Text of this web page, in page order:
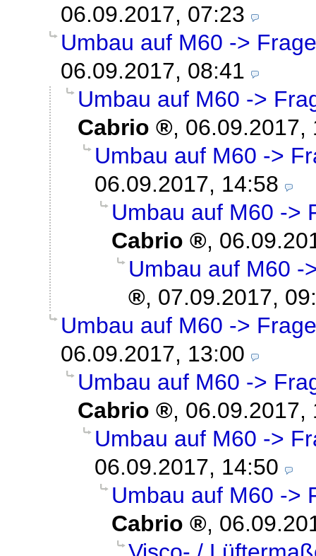
06.09.2017, 07:23
Umbau auf M60 ->
06.09.2017, 08:41
Umbau auf M60 ->
Cabrio
, 06.09.2017,
Umbau auf M60 ->
06.09.2017, 14:58
Umbau auf M60 ->
Cabrio
,
Umbau auf M60 -
, 07.09.2017,
Umbau auf M60 ->
06.09.2017, 13:00
Umbau auf M60 ->
Cabrio
, 06.09.2017,
Umbau auf M60 ->
06.09.2017, 14:50
Umbau auf M60 ->
Cabrio
,